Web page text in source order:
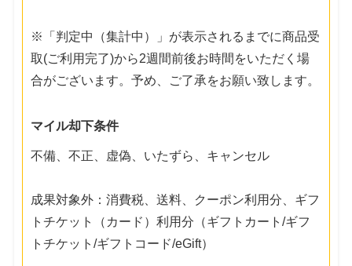
※「判定中（集計中）」が表示されるまでに商品受
取(ご利用完了)から2週間前後お時間をいただく場
合がございます。予め、ご了承をお願い致します。
マイル却下条件
不備、不正、虚偽、いたずら、キャンセル
成果対象外：消費税、送料、クーポン利用分、ギフ
トチケット（カード）利用分（ギフトカート/ギフ
トチケット/ギフトコード/eGift）